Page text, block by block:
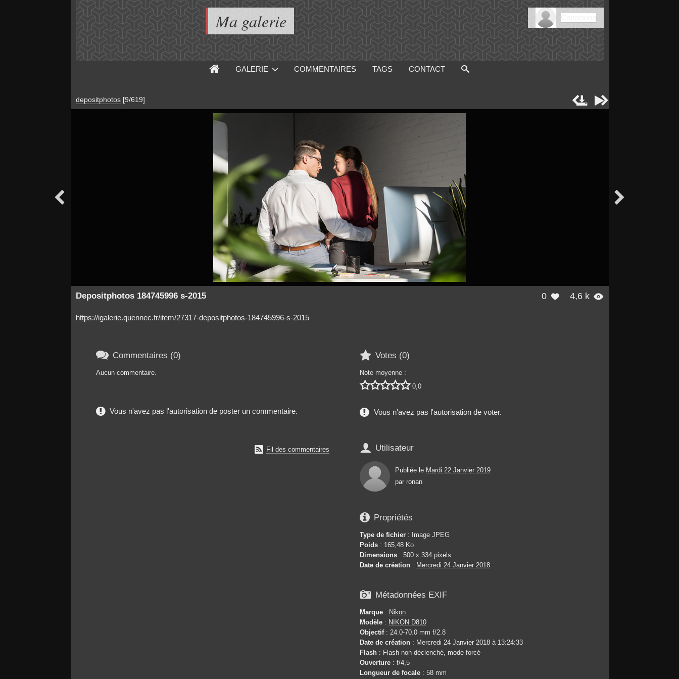
Ma galerie
GALERIE COMMENTAIRES TAGS CONTACT
depositphotos [9/619]  
 
0  4,6 k 
Depositphotos 184745996 s-2015
https://igalerie.quennec.fr/item/27317-depositphotos-184745996-s-2015
 Votes (0)
Note moyenne :
 0,0
Vous n'avez pas l'autorisation de voter.
 Utilisateur
Publiée le Mardi 22 Janvier 2019
par ronan
 Propriétés
Type de fichier : Image JPEG
Poids : 165,48 Ko
Dimensions : 500 x 334 pixels
Date de création : Mercredi 24 Janvier 2018
 Métadonnées EXIF
Marque : Nikon
Modèle : NIKON D810
Objectif: 24.0-70.0 mm f/2.8
Date de création : Mercredi 24 Janvier 2018 à 13:24:33
Flash : Flash non déclenché, mode forcé
Ouverture : f/4,5
Longueur de focale : 58 mm
 Commentaires (0)
Aucun commentaire.
Vous n'avez pas l'autorisation de poster un commentaire.
 Fil des commentaires